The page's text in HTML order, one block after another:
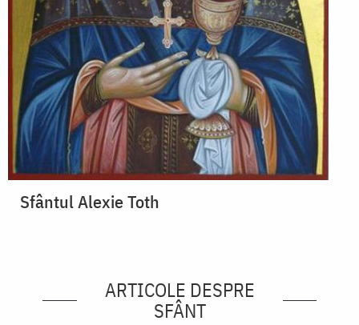
Sfântul Alexie Toth
ARTICOLE DESPRE
SFÂNT